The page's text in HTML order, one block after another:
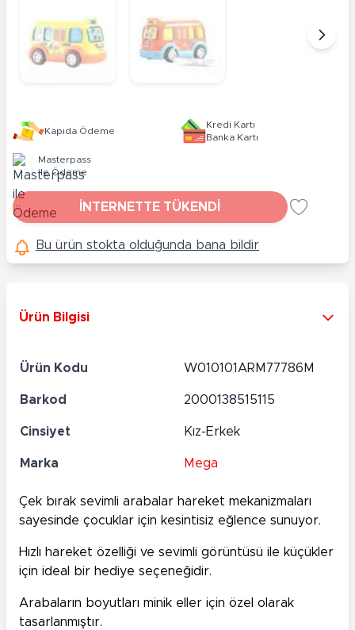
Kapıda Ödeme
Kredi Kartı
Banka Kartı
Masterpass
ile Ödeme
İNTERNETTE TÜKENDİ
Bu ürün stokta olduğunda bana bildir
Ürün Bilgisi
Ürün Kodu W010101ARM77786M
Barkod 2000138515115
Cinsiyet Kız-Erkek
Marka Mega
Çek bırak sevimli arabalar hareket mekanizmaları
sayesinde çocuklar için kesintisiz eğlence sunuyor.
Hızlı hareket özelliği ve sevimli görüntüsü ile küçükler
için ideal bir hediye seçeneğidir.
Arabaların boyutları minik eller için özel olarak
tasarlanmıştır.